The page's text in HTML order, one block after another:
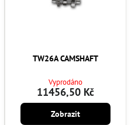
TW26A CAMSHAFT
Vyprodáno
11456,50 Kč
Zobrazit